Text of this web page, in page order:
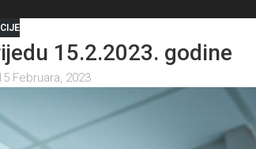
15.2.2023. godine
Februara, 2023